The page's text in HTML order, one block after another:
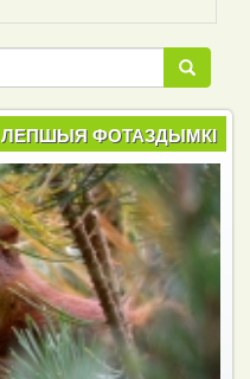
Пошук
Пошук
ЛЕПШЫЯ ФОТАЗДЫМКІ